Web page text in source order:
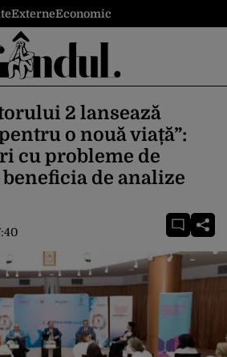
ExterneEconomic
2 lansează
o nouă viață”:
cu probleme de
de analize